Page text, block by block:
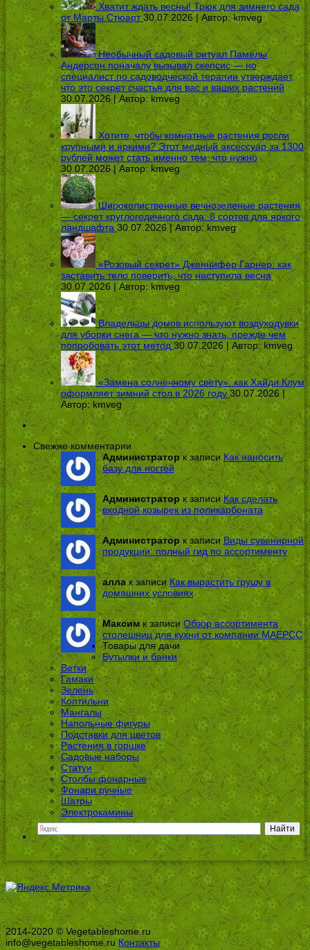
Хватит ждать весны! Трюк для зимнего сада
от Марты Стюарт 30.07.2026 | Автор: kmveg
Необычный садовый ритуал Памелы
Андерсон поначалу вызывал скепсис — но
специалист по садоводческой терапии утверждает,
что это секрет счастья для вас и ваших растений
30.07.2026 | Автор: kmveg
Хотите, чтобы комнатные растения росли
крупными и яркими? Этот медный аксессуар за 1300
рублей может стать именно тем, что нужно
30.07.2026 | Автор:kmveg
Широколиственные вечнозеленые растения
— секрет круглогодичного сада: 8 сортов для яркого
ландшафта 30.07.2026 | Автор:kmveg
«Розовый секрет» Дженнифер Гарнер: как
заставить тело поверить, что наступила весна
30.07.2026 | Автор: kmveg
Владельцы домов используют воздуходувки
для уборки снега — что нужно знать, прежде чем
попробовать этот метод 30.07.2026 | Автор:kmveg
«Замена солнечному свету»: как Хайди Клум
оформляет зимний стол в 2026 году 30.07.2026 |
Автор:kmveg
Свежие комментарии
Администраторк записиКак наносить
базу для ногтей
Администраторк записиКак сделать
входной козырек из поликарбоната
Администраторк записи Виды сувенирной
продукции: полный гид по ассортименту
аллак записиКак вырастить грушу в
домашних условиях
Максимк записиОбзор ассортимента
столешниц для кухни от компании МАЕРСС
Товары для дачи
Бутылки и банки
Ветки
Гамаки
Зелень
Коптильни
Мангалы
Напольные фигуры
Подставки для цветов
Растения в горшке
Садовые наборы
Статуи
Столбы фонарные
Фонари ручные
Шатры
Электрокамины
2014-2020 © Vegetableshome.ru
info@vegetableshome.ru Контакты